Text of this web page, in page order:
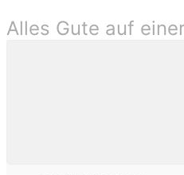
Alles Gute auf